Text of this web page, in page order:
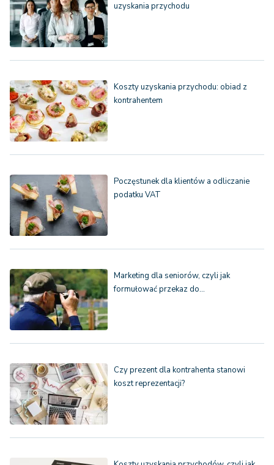
uzyskania przychodu
Koszty uzyskania przychodu: obiad z
kontrahentem
Poczęstunek dla klientów a odliczanie
podatku VAT
Marketing dla seniorów, czyli jak
formułować przekaz do…
Czy prezent dla kontrahenta stanowi
koszt reprezentacji?